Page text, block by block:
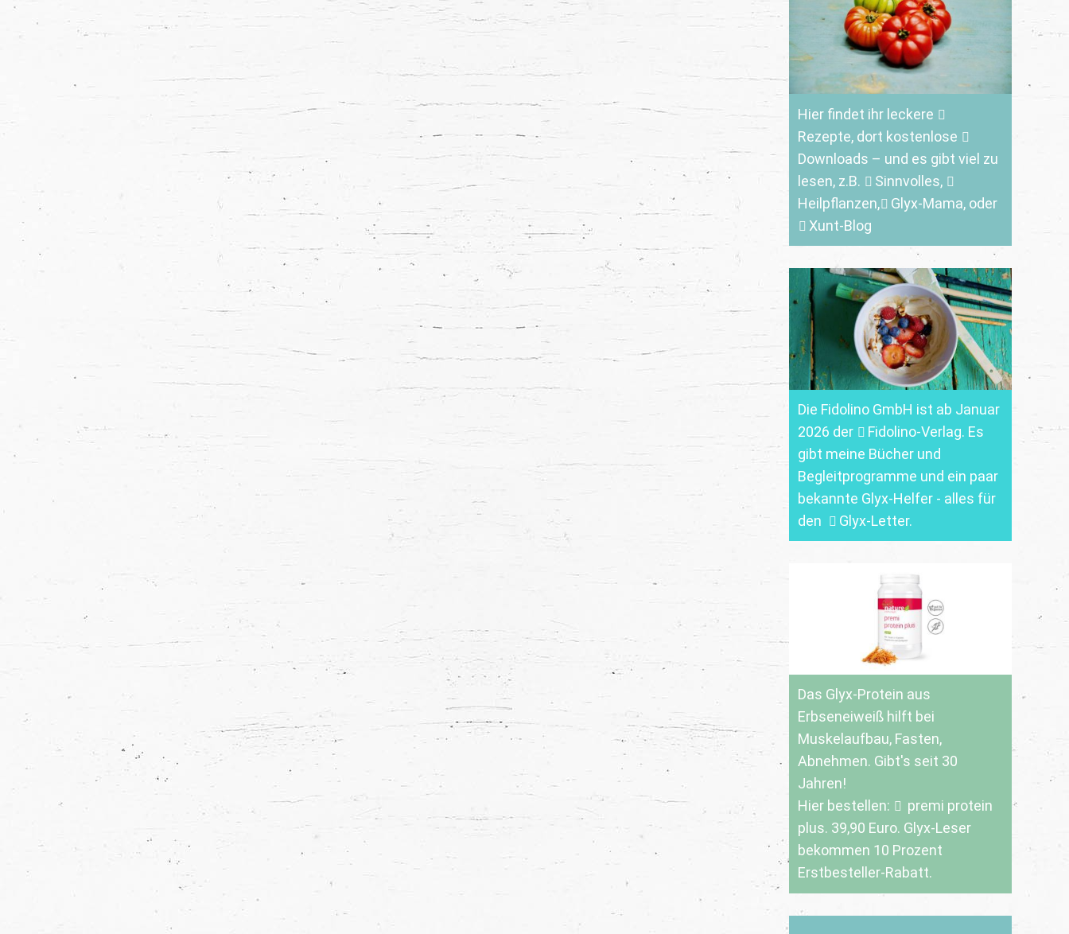
Hier findet ihr leckere
Rezepte, dort kostenlose
Downloads – und es gibt viel zu
lesen, z.B.
Sinnvolles,
Heilpflanzen,
Glyx-Mama, oder
Xunt-Blog
Die Fidolino GmbH ist ab Januar
2026 der
Fidolino-Verlag. Es
gibt meine Bücher und
Begleitprogramme und ein paar
bekannte Glyx-Helfer - alles für
den
Glyx-Letter.
Das Glyx-Protein aus
Erbseneiweiß hilft bei
Muskelaufbau, Fasten,
Abnehmen. Gibt's seit 30
Jahren!
Hier bestellen:
premi protein
plus. 39,90 Euro. Glyx-Leser
bekommen 10 Prozent
Erstbesteller-Rabatt.